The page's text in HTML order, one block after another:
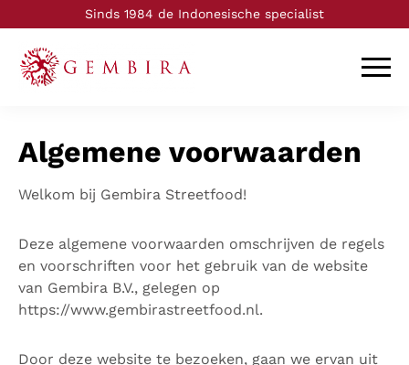
Sinds 1984 de Indonesische specialist
Logo Toko Gembira
Algemene voorwaarden
Welkom bij Gembira Streetfood!
Deze algemene voorwaarden omschrijven de regels
en voorschriften voor het gebruik van de website
van Gembira B.V., gelegen op
https://www.gembirastreetfood.nl.
Door deze website te bezoeken, gaan we ervan uit